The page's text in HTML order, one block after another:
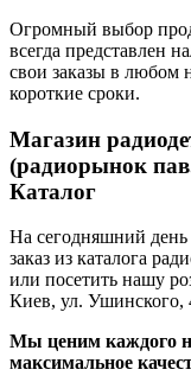
Огромный выбор
всегда представлен
свои заказы в любом
короткие сроки.
Магазин
(радиорынок
Каталог
На сегодняшний
заказ из каталога
или посетить нашу
Киев, ул. Ушинского,
Мы ценим каждого
максимальное